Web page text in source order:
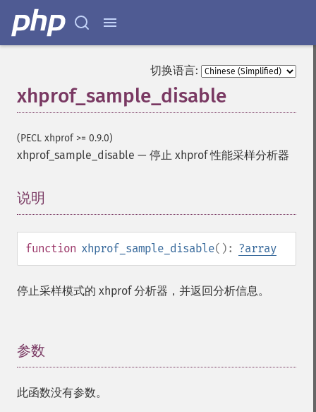
切换语言:
xhprof_sample_disable
(PECL xhprof >= 0.9.0)
xhprof_sample_disable — 停止 xhprof 性能采样分析器
说明
function xhprof_sample_disable(): ?array
停止采样模式的 xhprof 分析器，并返回分析信息。
参数
此函数没有参数。